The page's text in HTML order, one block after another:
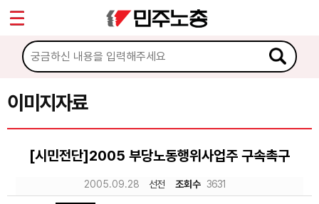
이미지자료
[시민전단]2005 부당노동행위사업주 구속촉구
2005.09.28 선전 조회수 3631
마이페이지
소개
소식
Sketchbook5, 스케치북5
Sketchbook5, 스케치북5